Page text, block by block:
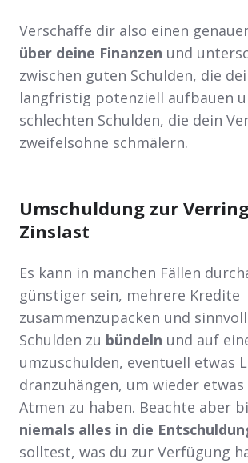
Verschaffe dir also einen
über deine Finanzen und
zwischen guten Schulden, die
langfristig potenziell aufbauen
schlechten Schulden, die dein
zweifelsohne schmälern.
Umschuldung zur
Zinslast
Es kann in manchen Fällen
günstiger sein, mehrere Kredite
zusammenzupacken und
Schulden zu bündeln und auf
umzuschulden, eventuell etwas
dranzuhängen, um wieder
Atmen zu haben. Beachte aber
niemals alles in die
solltest, was du zur Verfügung